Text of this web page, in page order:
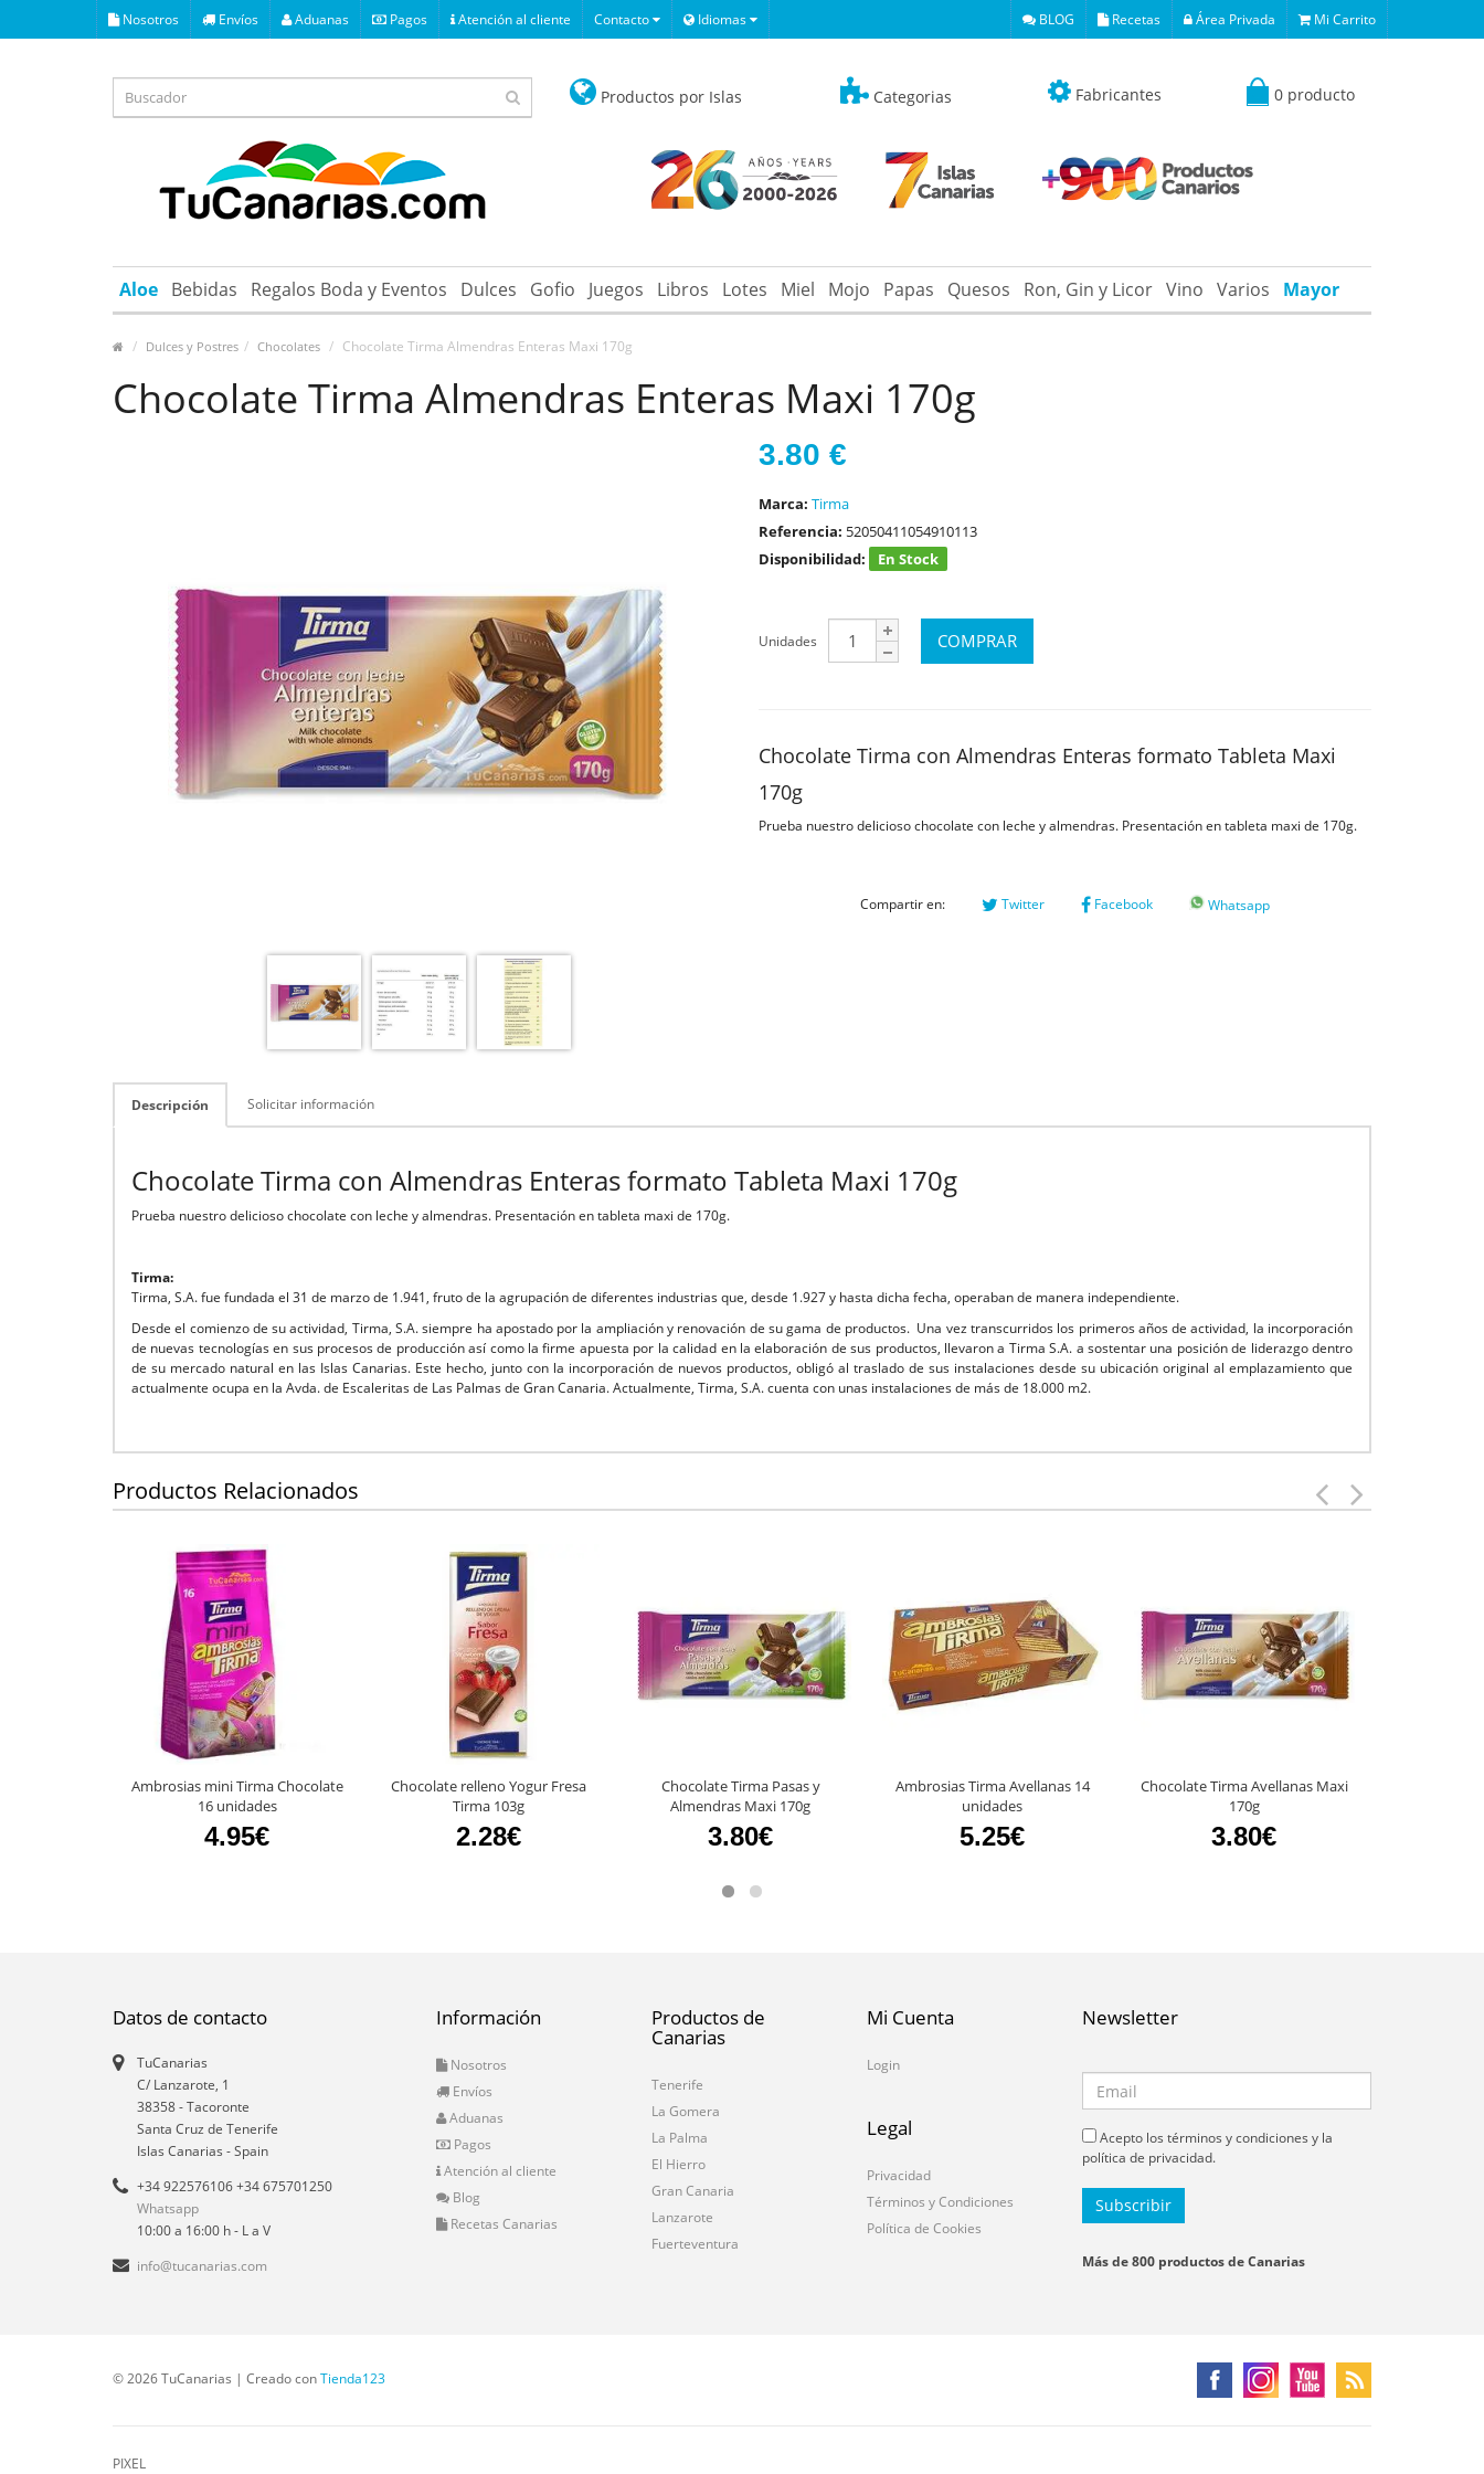
Nosotros Envíos Aduanas Pagos Atención al cliente Contacto Idiomas BLOG Recetas Área Privada Mi Carrito
Productos por Islas Categorias Fabricantes 0 producto
Aloe Bebidas Regalos Boda y Eventos Dulces Gofio Juegos Libros Lotes Miel Mojo Papas Quesos Ron, Gin y Licor Vino Varios Mayor
Dulces y Postres Chocolates Chocolate Tirma Almendras Enteras Maxi 170g
Chocolate Tirma Almendras Enteras Maxi 170g
3.80 €
Marca: Tirma
Referencia: 52050411054910113
Disponibilidad:
En Stock
Unidades
Chocolate Tirma con Almendras Enteras formato Tableta Maxi
170g
Prueba nuestro delicioso chocolate con leche y almendras. Presentación en tableta maxi de 170g.
Compartir en: Twitter Facebook Whatsapp
Descripción Solicitar información
Chocolate Tirma con Almendras Enteras formato Tableta Maxi 170g
Prueba nuestro delicioso chocolate con leche y almendras. Presentación en tableta maxi de 170g.
Tirma:
Tirma, S.A. fue fundada el 31 de marzo de 1.941, fruto de la agrupación de diferentes industrias que, desde 1.927 y hasta dicha fecha, operaban de manera independiente.
Desde el comienzo de su actividad, Tirma, S.A. siempre ha apostado por la ampliación y renovación de su gama de productos. Una vez transcurridos los primeros años de actividad, la incorporación
de nuevas tecnologías en sus procesos de producción así como la firme apuesta por la calidad en la elaboración de sus productos, llevaron a Tirma S.A. a sostentar una posición de liderazgo dentro
de su mercado natural en las Islas Canarias. Este hecho, junto con la incorporación de nuevos productos, obligó al traslado de sus instalaciones desde su ubicación original al emplazamiento que
actualmente ocupa en la Avda. de Escaleritas de Las Palmas de Gran Canaria. Actualmente, Tirma, S.A. cuenta con unas instalaciones de más de 18.000 m2.
Productos Relacionados
Ambrosias mini Tirma Chocolate
16 unidades
4.95€
Chocolate relleno Yogur Fresa
Tirma 103g
2.28€
Chocolate Tirma Pasas y
Almendras Maxi 170g
3.80€
Ambrosias Tirma Avellanas 14
unidades
5.25€
Chocolate Tirma Avellanas Maxi
170g
3.80€
Datos de contacto
TuCanarias
C/ Lanzarote, 1
38358-Tacoronte
Santa Cruz de Tenerife
Islas Canarias - Spain
+34 922576106 +34 675701250
Whatsapp
10:00 a 16:00 h - L a V
info@tucanarias.com
Información
Nosotros
Envíos
Aduanas
Pagos
Atención al cliente
Blog
Recetas Canarias
Productos de
Canarias
Tenerife
La Gomera
La Palma
El Hierro
Gran Canaria
Lanzarote
Fuerteventura
Mi Cuenta
Login
Legal
Privacidad
Términos y Condiciones
Política de Cookies
Newsletter
Acepto los términos y condiciones y la
política de privacidad.
Más de 800 productos de Canarias
© 2026 TuCanarias | Creado conTienda123
PIXEL